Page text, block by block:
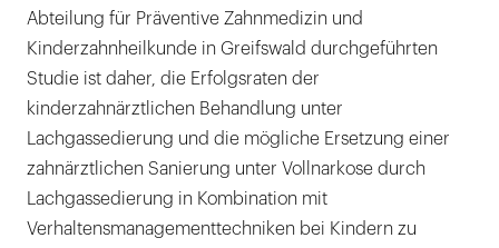
Abteilung für Präventive Zahnmedizin und
Kinderzahnheilkunde in Greifswald durchgeführten
Studie ist daher, die Erfolgsraten der
kinderzahnärztlichen Behandlung unter
Lachgassedierung und die mögliche Ersetzung einer
zahnärztlichen Sanierung unter Vollnarkose durch
Lachgassedierung in Kombination mit
Verhaltensmanagementtechniken bei Kindern zu